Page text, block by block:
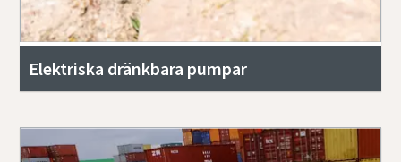
Elektriska dränkbara pumpar